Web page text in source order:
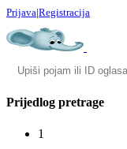
Prijava|Registracija
Prijedlog pretrage
1